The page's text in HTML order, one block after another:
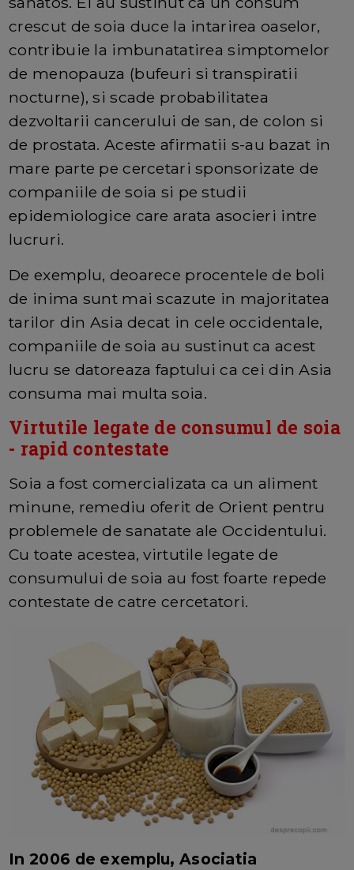
crescut de soia duce la intarirea oaselor,
contribuie la imbunatatirea simptomelor
de menopauza (bufeuri si transpiratii
nocturne), si scade probabilitatea
dezvoltarii cancerului de san, de colon si
de prostata. Aceste afirmatii s-au bazat in
mare parte pe cercetari sponsorizate de
companiile de soia si pe studii
epidemiologice care arata asocieri intre
lucruri.
De exemplu, deoarece procentele de boli
de inima sunt mai scazute in majoritatea
tarilor din Asia decat in cele occidentale,
companiile de soia au sustinut ca acest
lucru se datoreaza faptului ca cei din Asia
consuma mai multa soia.
Virtutile legate de consumul de soia
- rapid contestate
Soia a fost comercializata ca un aliment
minune, remediu oferit de Orient pentru
problemele de sanatate ale Occidentului.
Cu toate acestea, virtutile legate de
consumului de soia au fost foarte repede
contestate de catre cercetatori.
In 2006 de exemplu, Asociatia